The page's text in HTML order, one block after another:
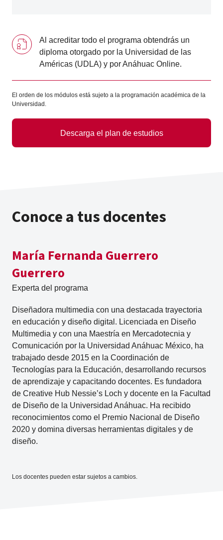
Al acreditar todo el programa obtendrás un
diploma otorgado por la Universidad de las
Américas (UDLA) y por Anáhuac Online.
El orden de los módulos está sujeto a la programación académica de la
Universidad.
Descarga el plan de estudios
Conoce a tus docentes
María Fernanda Guerrero
Guerrero
Experta del programa
Diseñadora multimedia con una destacada trayectoria
en educación y diseño digital. Licenciada en Diseño
Multimedia y con una Maestría en Mercadotecnia y
Comunicación por la Universidad Anáhuac México, ha
trabajado desde 2015 en la Coordinación de
Tecnologías para la Educación, desarrollando recursos
de aprendizaje y capacitando docentes. Es fundadora
de Creative Hub Nessie’s Loch y docente en la Facultad
de Diseño de la Universidad Anáhuac. Ha recibido
reconocimientos como el Premio Nacional de Diseño
2020 y domina diversas herramientas digitales y de
diseño.
Los docentes pueden estar sujetos a cambios.